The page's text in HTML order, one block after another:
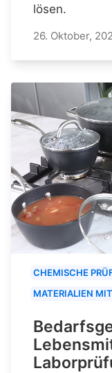
lösen.
26. Oktober,
CHEMISCHE
MATERIALIEN